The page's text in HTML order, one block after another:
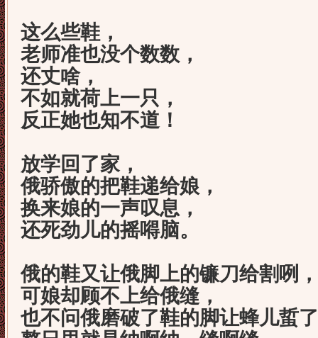
这么些鞋，
老师准也没个数数，
还丈啥，
不如就荷上一只，
反正她也知不道！
放学回了家，
俄骄傲的把鞋递给娘，
换来娘的一声叹息，
还死劲儿的摇嘚脑。
俄的鞋又让俄脚上的镰刀给割咧，
可娘却顾不上给俄缝，
也不问俄磨破了鞋的脚让蜂儿蜇